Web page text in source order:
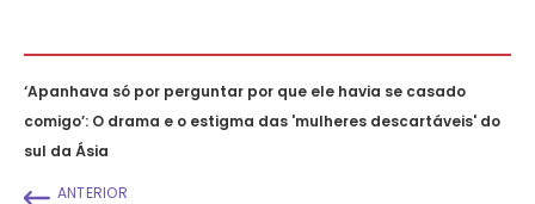
‘Apanhava só por perguntar por que ele havia se casado
comigo’: O drama e o estigma das 'mulheres descartáveis' do
sul da Ásia
ANTERIOR